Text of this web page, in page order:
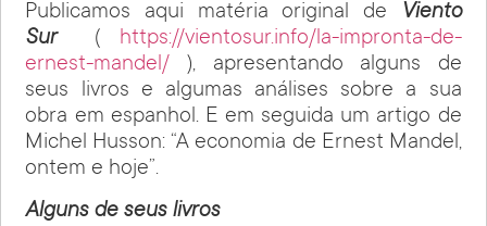
Publicamos aqui matéria original de
Viento
Sur ( https://vientosur.info/la-impronta-de-
ernest-mandel/ ), apresentando alguns de
seus livros e algumas análises sobre a sua
obra em espanhol. E em seguida um artigo de
Michel Husson: “A economia de Ernest Mandel,
ontem e hoje”.
Alguns de seus livros